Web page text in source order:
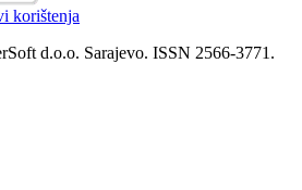
korištenja
d.o.o. Sarajevo. ISSN 2566-3771.